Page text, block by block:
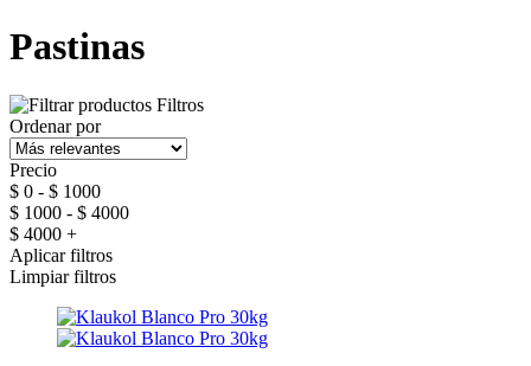
Pastinas
Filtros
Ordenar por
Precio
$ 0 - $ 1000
$ 1000 - $ 4000
$ 4000 +
Aplicar filtros
Limpiar filtros